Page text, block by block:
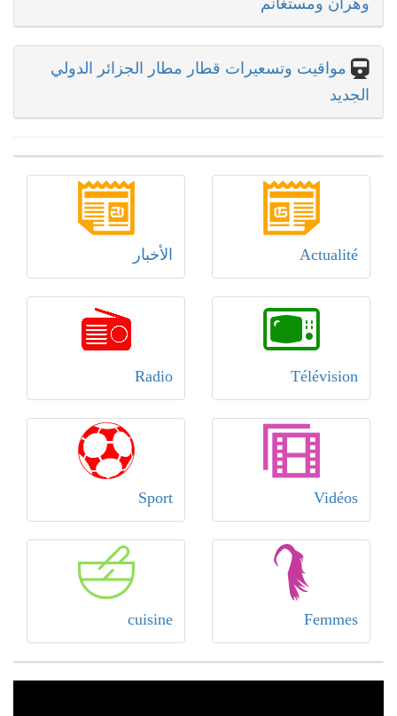
وهران ومستغانم
مواقيت وتسعيرات قطار مطار الجزائر الدولي
الجديد
Actualité الأخبار
Télévision
Radio
Vidéos
Sport
Femmes
cuisine